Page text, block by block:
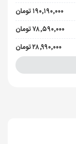
۱۹۰٬۱۹۰٬۰۰۰ تومان
۷۸٬۵۹۰٬۰۰۰ تومان
۲۸٬۹۹۰٬۰۰۰ تومان